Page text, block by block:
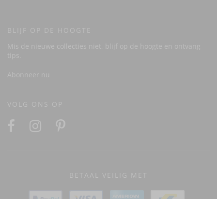
BLIJF OP DE HOOGTE
Mis de nieuwe collecties niet, blijf op de hoogte en ontvang
tips.
Abonneer nu
VOLG ONS OP
BETAAL VEILIG MET